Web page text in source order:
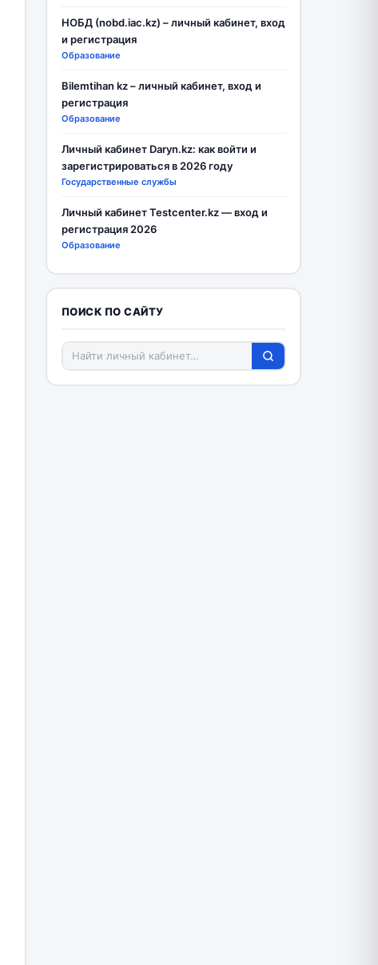
НОБД (nobd.iac.kz) – личный кабинет, вход
и регистрация
Образование
Bilemtihan kz – личный кабинет, вход и
регистрация
Образование
Личный кабинет Daryn.kz: как войти и
зарегистрироваться в 2026 году
Государственные службы
Личный кабинет Testcenter.kz — вход и
регистрация 2026
Образование
ПОИСК ПО САЙТУ